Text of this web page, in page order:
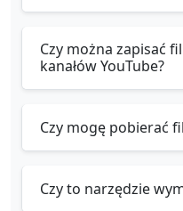
Czy można zapisać
kanałów YouTube?
Czy mogę pobierać
Czy to narzędzie